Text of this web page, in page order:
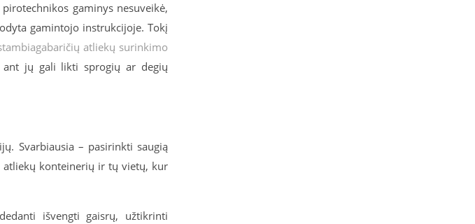
gaminys nesuveikė,
gamintojo instrukcijoje. Tokį
atliekų surinkimo
ant jų gali likti sprogių ar degių
Svarbiausia – pasirinkti saugią
konteinerių ir tų vietų, kur
išvengti gaisrų, užtikrinti